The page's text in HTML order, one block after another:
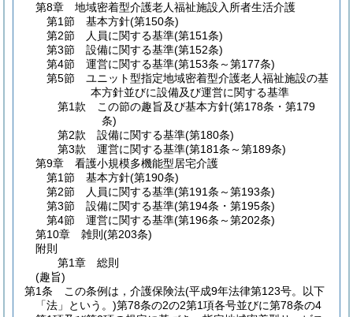
第8章
地域密着型介護老人福祉施設入所者生活介護
第1節
基本方針(第150条)
第2節
人員に関する基準(第151条)
第3節
設備に関する基準(第152条)
第4節
運営に関する基準(第153条～第177条)
第5節
ユニット型指定地域密着型介護老人福祉施設の基
本方針並びに設備及び運営に関する基準
第1款
この節の趣旨及び基本方針(第178条・第179
条)
第2款
設備に関する基準(第180条)
第3款
運営に関する基準(第181条～第189条)
第9章
看護小規模多機能型居宅介護
第1節
基本方針(第190条)
第2節
人員に関する基準(第191条～第193条)
第3節
設備に関する基準(第194条・第195条)
第4節
運営に関する基準(第196条～第202条)
第10章
雑則 (第203条)
附則
第1章
総則
(趣旨)
第1条
この条例は，介護保険法(平成9年法律第123号。以下
「法」という。)第78条の2の2第1項各号並びに第78条の4